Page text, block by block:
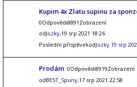
Kupim 4x Zlatu supinu za
0Odpovědi8891Zobrazení
odJozky,19 srp 2021 18:26
Poslední příspěvekodJozky 19 srp
Prodám 0Odpovědi8919Zobrazení
odBE5T_Spuny,17 srp 2021 22:58